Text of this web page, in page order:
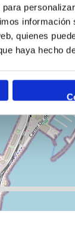
quienes
haya hecho